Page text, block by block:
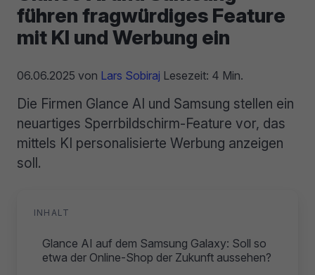
führen fragwürdiges Feature
mit KI und Werbung ein
06.06.2025 von Lars Sobiraj Lesezeit: 4 Min.
Die Firmen Glance AI und Samsung stellen ein
neuartiges Sperrbildschirm-Feature vor, das
mittels KI personalisierte Werbung anzeigen
soll.
INHALT
Glance AI auf dem Samsung Galaxy: Soll so
etwa der Online-Shop der Zukunft aussehen?